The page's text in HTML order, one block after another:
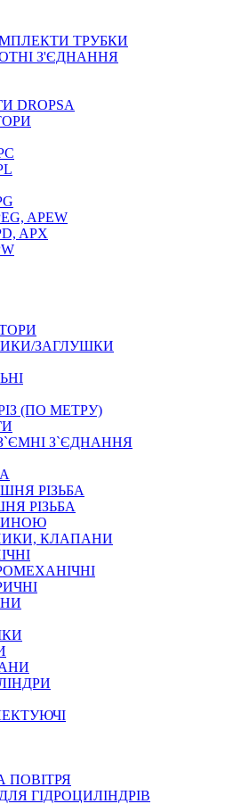
ТРУБКИ
З'ЄДНАННЯ
DROPSA
APEW
APX
ЗАГЛУШКИ
(ПО МЕТРУ)
З`ЄДНАННЯ
РІЗЬБА
РІЗЬБА
КЛАПАНИ
ПОВІТРЯ
ГІДРОЦИЛІНДРІВ